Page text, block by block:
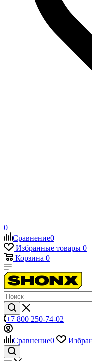
0
Сравнение0
Избранные товары 0
Корзина 0
+7 800 250-74-02
Сравнение0